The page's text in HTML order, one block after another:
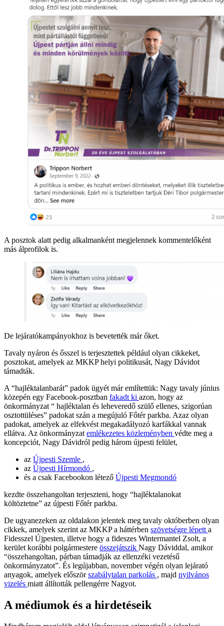
A posztok alatt pedig alkalmanként megjelennek kommentelőként
más álprofilok is.
De lejáratókampányokhoz is bevetették már őket.
Tavaly nyáron és ősszel is terjesztettek például olyan cikkeket,
posztokat, amelyek az MKKP helyi politikusát, Nagy Dávidot
támadták.
A “hajléktalanbarát” padok ügyét már említettük: Nagy tavaly június
közepén egy Facebook-posztban fakadt ki azon, hogy az
önkormányzat “ hajléktalan és leheveredő szülő ellenes, szigorúan
osztottüléses” padokat szán a megújuló Főtér parkba. Azaz olyan
padokat, amelyek az elfekvést megakadályozó karfákkal vannak
ellátva. Az önkormányzat emlékezetes közleményben védte meg a
koncepciót, Nagy Dávidról pedig három újpesti felület,
az Újpesti Szemle ,
az Újpesti Hírmondó ,
és a csak Facebookon létező Újpesti Megmondó
kezdte összehangoltan terjeszteni, hogy “hajléktalanokat
költöztetne” az újpesti Főtér parkba.
De ugyanezeken az oldalakon jelentek meg tavaly októberben olyan
cikkek, amelyek szerint az MKKP a háttérben szövetségre lépett a
Fidesszel Újpesten, illetve hogy a fideszes Wintermantel Zsolt, a
kerület korábbi polgármestere összejátszik Nagy Dáviddal, amikor
“összehangoltan, párban támadják az ellenzéki vezetésű
önkormányzatot”. És legújabban, november végén olyan lejárató
anyagok, amelyek előszörszabálytalan parkolás , majd nyilvános
vizelés miatt állították pellengérre Nagyot.
A médiumok és a hirdetéseik